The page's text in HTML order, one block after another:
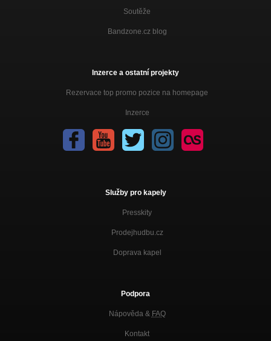
Soutěže
Bandzone.cz blog
Inzerce a ostatní projekty
Rezervace top promo pozice na homepage
Inzerce
Služby pro kapely
Presskity
Prodejhudbu.cz
Doprava kapel
Podpora
Nápověda & FAQ
Kontakt